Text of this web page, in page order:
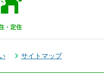
・定住
サイトマップ